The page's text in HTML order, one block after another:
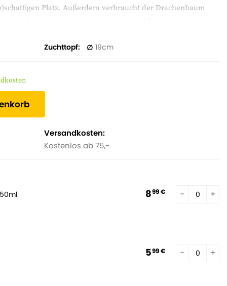
Platz. Außerdem verbraucht der Drachenbaum
in deinem Interieur und sie wird strahlen.
Zuchttopf 19
Versandkosten:
Kostenlos ab 75,-
899 €
599 €